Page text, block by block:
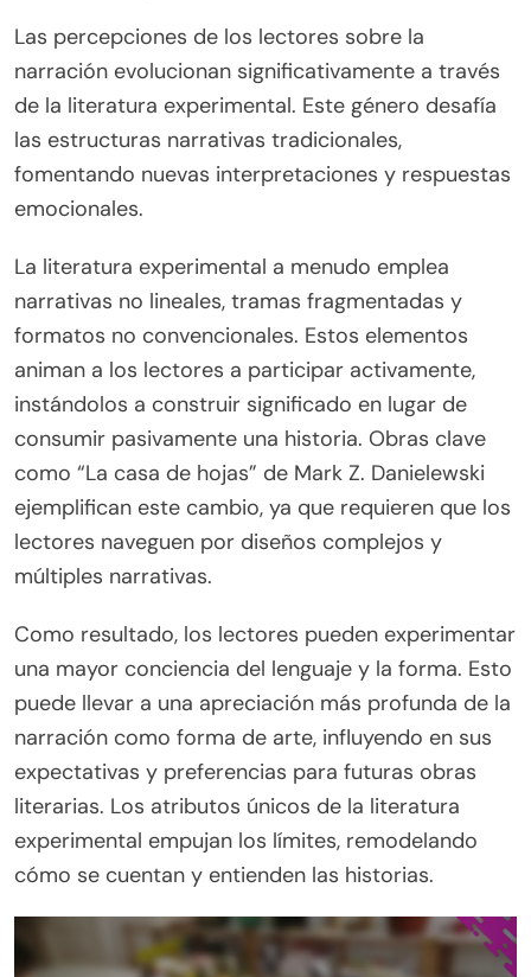
Las percepciones de los lectores sobre la
narración evolucionan significativamente a través
de la literatura experimental. Este género desafía
las estructuras narrativas tradicionales,
fomentando nuevas interpretaciones y respuestas
emocionales.
La literatura experimental a menudo emplea
narrativas no lineales, tramas fragmentadas y
formatos no convencionales. Estos elementos
animan a los lectores a participar activamente,
instándolos a construir significado en lugar de
consumir pasivamente una historia. Obras clave
como “La casa de hojas” de Mark Z. Danielewski
ejemplifican este cambio, ya que requieren que los
lectores naveguen por diseños complejos y
múltiples narrativas.
Como resultado, los lectores pueden experimentar
una mayor conciencia del lenguaje y la forma. Esto
puede llevar a una apreciación más profunda de la
narración como forma de arte, influyendo en sus
expectativas y preferencias para futuras obras
literarias. Los atributos únicos de la literatura
experimental empujan los límites, remodelando
cómo se cuentan y entienden las historias.